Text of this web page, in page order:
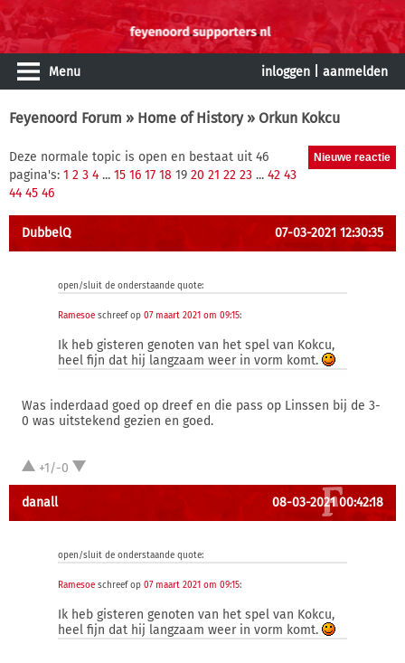
Menu inloggen aanmelden
Feyenoord Forum » Home of History» Orkun Kokcu
Deze normale topic is open en bestaat uit 46
pagina's: 1 2 3 4 ... 15 16 17 18 19 20 21 22 23 ... 42 43
44 45 46
DubbelQ 07-03-2021 12:30:35
open/sluit de onderstaande quote:
Ramesoe schreef op 07 maart 2021 om 09:15:
Ik heb gisteren genoten van het spel van Kokcu,
heel fijn dat hij langzaam weer in vorm komt.
Was inderdaad goed op dreef en die pass op Linssen bij de 3-
0 was uitstekend gezien en goed.
+1/-0
danall 08-03-2021 00:42:18
open/sluit de onderstaande quote:
Ramesoe schreef op 07 maart 2021 om 09:15:
Ik heb gisteren genoten van het spel van Kokcu,
heel fijn dat hij langzaam weer in vorm komt.